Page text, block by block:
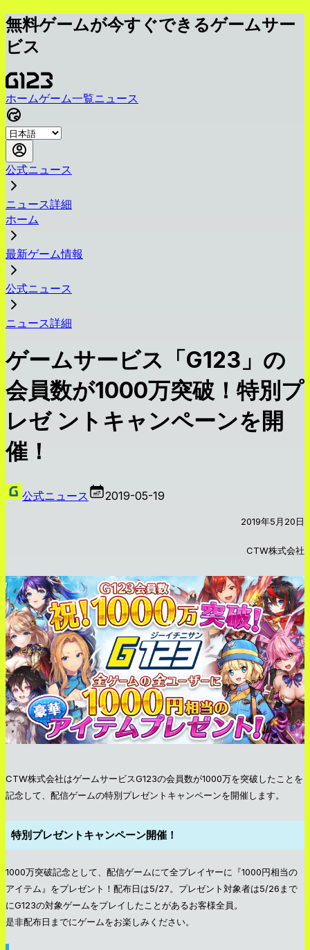
無料ゲームが今すぐできるゲームサー
ビス
ホームゲーム一覧ニュース
公式ニュース
ニュース詳細
ホーム
最新ゲーム情報
公式ニュース
ニュース詳細
ゲームサービス「G123」の
会員数が1000万突破！特別プ
レゼ ントキャンペーンを開
催！
公式ニュース 2019-05-19
2019年5月20日
CTW株式会社
CTW株式会社はゲームサービスG123の会員数が1000万を突破したことを
記念して、配信ゲームの特別プレゼントキャンペーンを開催します。
特別プレゼントキャンペーン開催！
1000万突破記念として、配信ゲームにて全プレイヤーに『1000円相当の
アイテム』をプレゼント！配布日は5/27。プレゼント対象者は5/26まで
にG123の対象ゲームをプレイしたことがあるお客様全員。
是非配布日までにゲームをお楽しみください。